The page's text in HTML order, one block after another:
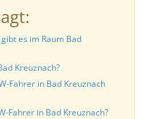
es im Raum Bad
Kreuznach?
Fahrer in Bad Kreuznach
Fahrer in Bad Kreuznach?